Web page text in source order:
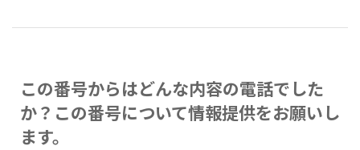
この番号からはどんな内容の電話でした
か？この番号について情報提供をお願いし
ます。